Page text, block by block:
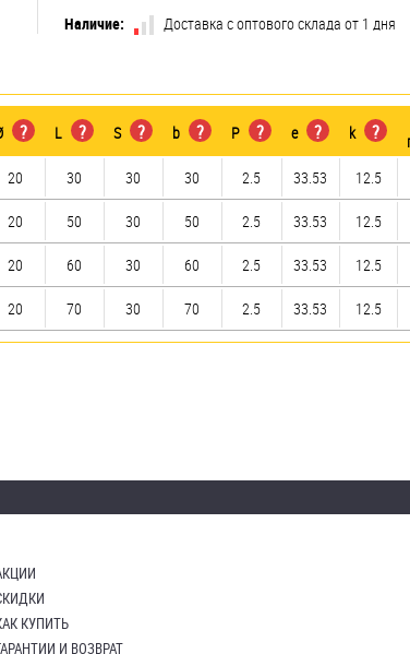
Наличие:
Доставка с оптового склада от 1 дня
? L ? S ? b ? P ? e ? k ?
20 30 30 30 2.5 33.53 12.5
20 50 30 50 2.5 33.53 12.5
20 60 30 60 2.5 33.53 12.5
20 70 30 70 2.5 33.53 12.5
КУПИТЬ
И ВОЗВРАТ